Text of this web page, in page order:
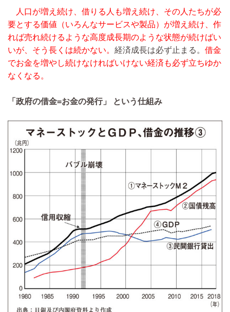
人口が増え続け、借りる人も増え続け、その人たちが必
要とする価値（いろんなサービスや製品）が増え続け、作
れば売れ続けるような高度成長期のような状態が続けばい
いが、そう長くは続かない。 経済成長は必ず止まる。 借金
でお金を増やし続けなければいけない経済も必ず立ちゆか
なくなる。
「政府の借金=お金の発行」 という仕組み